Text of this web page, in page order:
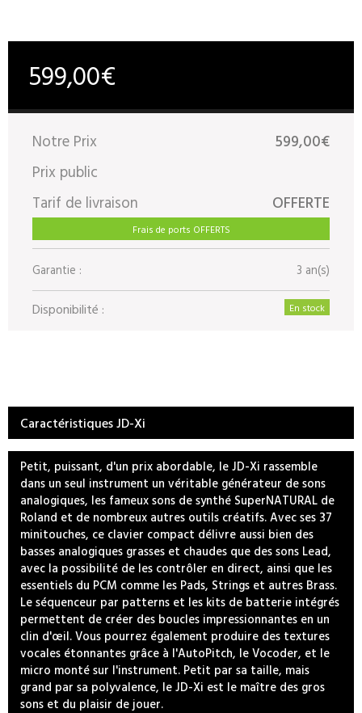
599,00€
Notre Prix
599,00€
Prix public
Tarif de livraison
OFFERTE
Frais de ports OFFERTS
Garantie : 3 an(s)
Disponibilité : En stock
Caractéristiques JD-Xi
Petit, puissant, d'un prix abordable, le JD-Xi rassemble
dans un seul instrument un véritable générateur de sons
analogiques, les fameux sons de synthé SuperNATURAL de
Roland et de nombreux autres outils créatifs. Avec ses 37
minitouches, ce clavier compact délivre aussi bien des
basses analogiques grasses et chaudes que des sons Lead,
avec la possibilité de les contrôler en direct, ainsi que les
essentiels du PCM comme les Pads, Strings et autres Brass.
Le séquenceur par patterns et les kits de batterie intégrés
permettent de créer des boucles impressionnantes en un
clin d'œil. Vous pourrez également produire des textures
vocales étonnantes grâce à l'AutoPitch, le Vocoder, et le
micro monté sur l'instrument. Petit par sa taille, mais
grand par sa polyvalence, le JD-Xi est le maître des gros
sons et du plaisir de jouer.